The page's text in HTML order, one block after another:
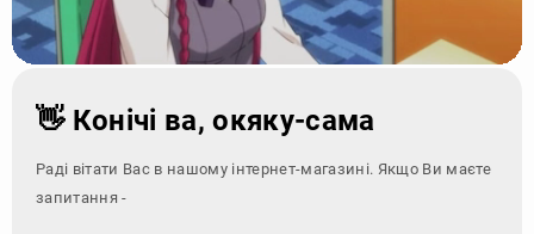
👋 Конічі ва, окяку-сама
Раді вітати Вас в нашому інтернет-магазині. Якщо Ви маєте
запитання - зверніться за